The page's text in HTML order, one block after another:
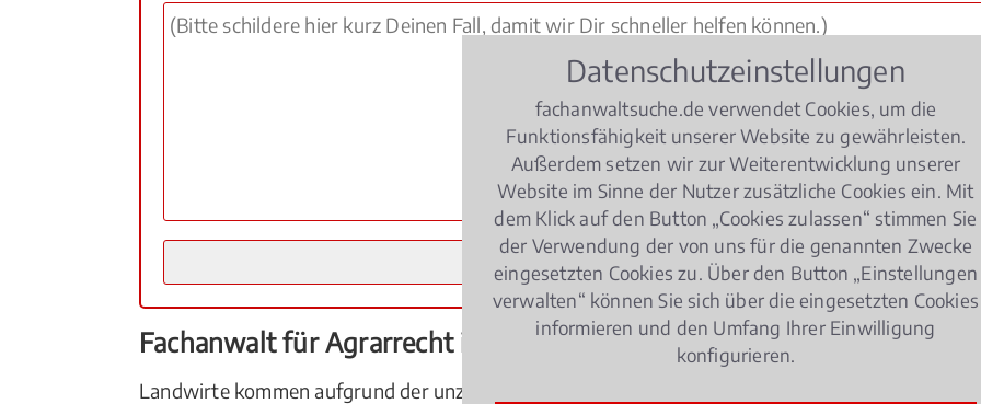
Fachanwalt für Agrarrecht in Bielefeld hilft bei allen Fragen rund um
Landwirte kommen aufgrund der unzähligen gesetzlichen Regelungen bei vielen Fragen nicht
Datenschutzeinstellungen
fachanwaltsuche.de verwendet Cookies, um die
Funktionsfähigkeit unserer Website zu gewährleisten.
Außerdem setzen wir zur Weiterentwicklung unserer
Website im Sinne der Nutzer zusätzliche Cookies ein. Mit
dem Klick auf den Button „Cookies zulassen“ stimmen Sie
der Verwendung der von uns für die genannten Zwecke
eingesetzten Cookies zu. Über den Button „Einstellungen
verwalten“ können Sie sich über die eingesetzten Cookies
informieren und den Umfang Ihrer Einwilligung
konfigurieren.